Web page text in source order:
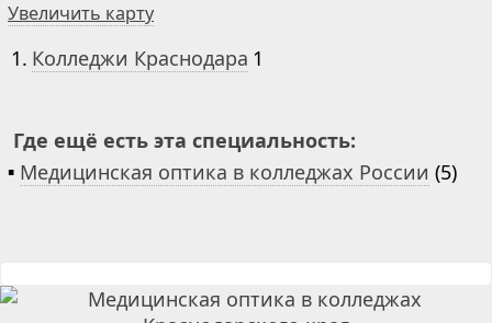
Увеличить карту
1. Колледжи Краснодара 1
Где ещё есть эта специальность:
▪ Медицинская оптика в колледжах России (5)